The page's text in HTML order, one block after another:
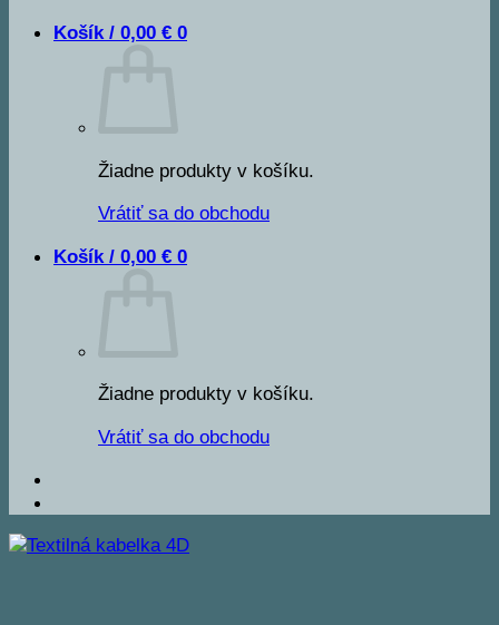
Košík / 0,00 € 0
Žiadne produkty v košíku.
Vrátiť sa do obchodu
Košík / 0,00 € 0
Žiadne produkty v košíku.
Vrátiť sa do obchodu